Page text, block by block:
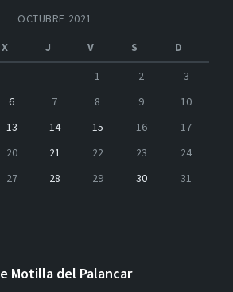
OCTUBRE 2021
X J V S
D
1
2
3
6 7 8 9
10
13 14 15 16
17
20 21 22 23
24
27 28 29 30 31
Motilla del Palancar